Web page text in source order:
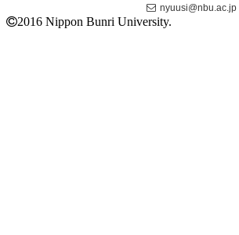
nyuusi@nbu.ac.jp
2016 Nippon Bunri University.